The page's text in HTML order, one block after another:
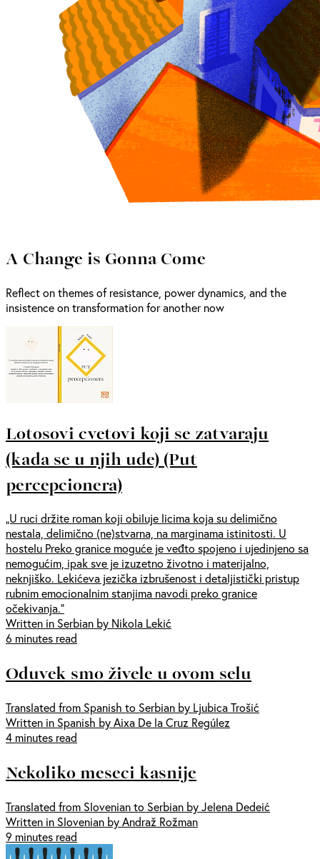
A Change is Gonna Come
Reflect on themes of resistance, power dynamics, and the
insistence on transformation for another now
Lotosovi cvetovi koji se zatvaraju
(kada se u njih uđe) (Put
percepcionera)
„U ruci držite roman koji obiluje licima koja su delimično
nestala, delimično (ne)stvarna, na marginama istinitosti. U
hostelu Preko granice moguće je veđto spojeno i ujedinjeno sa
nemogućim, ipak sve je izuzetno životno i materijalno,
neknjiško. Lekićeva jezička izbrušenost i detaljistički pristup
rubnim emocionalnim stanjima navodi preko granice
očekivanja.“
Written in Serbian by Nikola Lekić
6 minutes read
Oduvek smo živele u ovom selu
Translated from Spanish to Serbian by Ljubica Trošić
Written in Spanish by Aixa De la Cruz Regúlez
4 minutes read
Nekoliko meseci kasnije
Translated from Slovenian to Serbian by Jelena Dedeić
Written in Slovenian by Andraž Rožman
9 minutes read